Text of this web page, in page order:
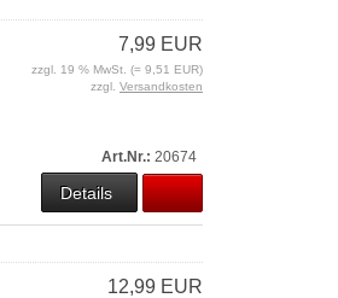
7,99 EUR
zzgl. 19 % MwSt. (= 9,51 EUR)
zzgl. Versandkosten
Art.Nr.: 20674
Details
12,99 EUR